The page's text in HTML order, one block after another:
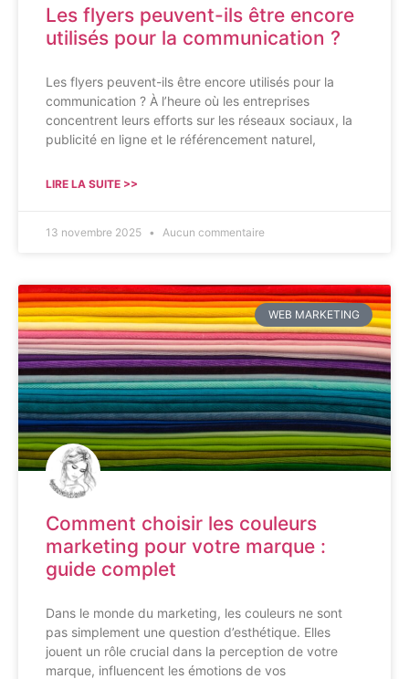
Les flyers peuvent-ils être encore
utilisés pour la communication ?
Les flyers peuvent-ils être encore utilisés pour la
communication ? À l’heure où les entreprises
concentrent leurs efforts sur les réseaux sociaux, la
publicité en ligne et le référencement naturel,
LIRE LA SUITE >>
13 novembre 2025 Aucun commentaire
WEB MARKETING
Comment choisir les couleurs
marketing pour votre marque :
guide complet
Dans le monde du marketing, les couleurs ne sont
pas simplement une question d’esthétique. Elles
jouent un rôle crucial dans la perception de votre
marque, influencent les émotions de vos